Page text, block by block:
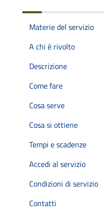
Materie del servizio
A chi è rivolto
Descrizione
Come fare
Cosa serve
Cosa si ottiene
Tempi e scadenze
Accedi al servizio
Condizioni di servizio
Contatti